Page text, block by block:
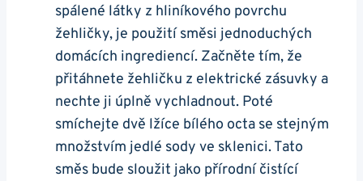
spálené látky z hliníkového povrchu
⁢žehličky, je použití směsi jednoduchých
domácích ingrediencí. Začněte tím, že‍
přitáhnete žehličku z elektrické zásuvky a
⁢nechte⁤ ji ⁤úplně vychladnout. Poté
smíchejte dvě‍ lžíce ⁣bílého octa se ‌stejným
množstvím jedlé‌ sody ve sklenici. Tato
směs bude sloužit⁤ jako⁣ přírodní čistící